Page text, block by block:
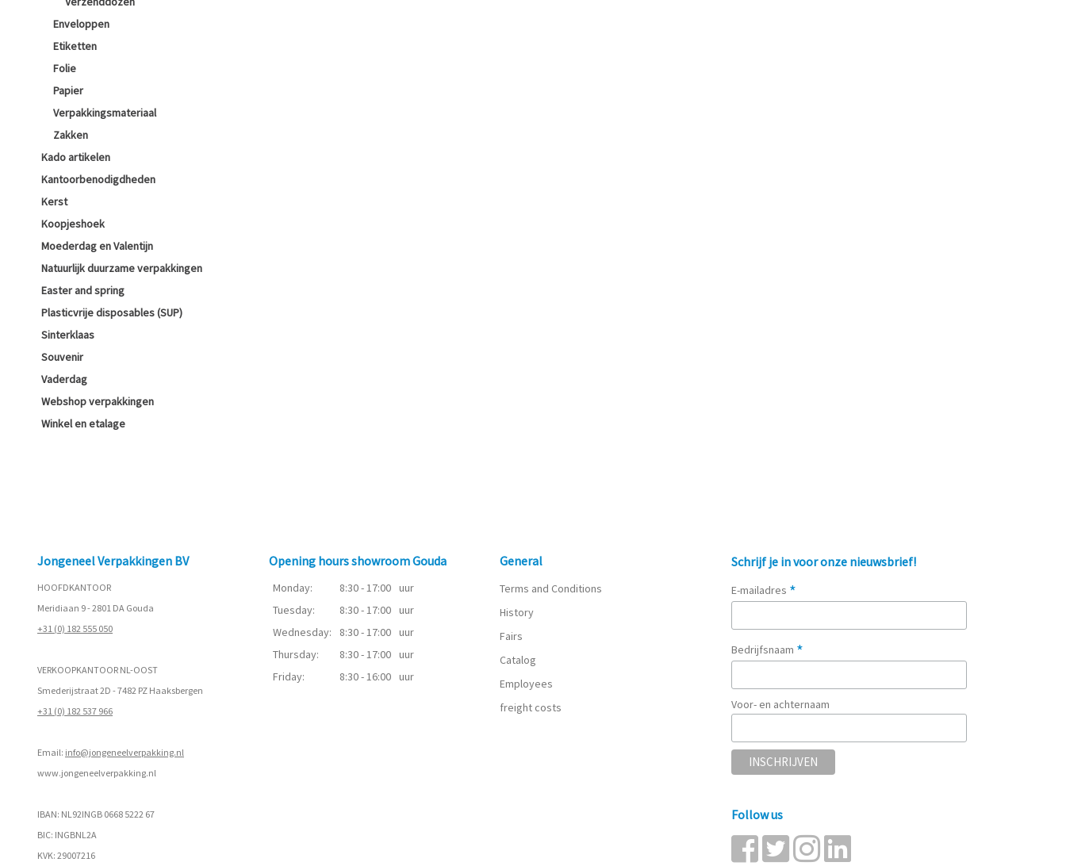
Enveloppen
Etiketten
Folie
Papier
Verpakkingsmateriaal
Zakken
Kado artikelen
Kantoorbenodigdheden
Kerst
Koopjeshoek
Moederdag en Valentijn
Natuurlijk duurzame verpakkingen
Easter and spring
Plasticvrije disposables (SUP)
Sinterklaas
Souvenir
Vaderdag
Webshop verpakkingen
Winkel en etalage
Jongeneel Verpakkingen BV
HOOFDKANTOOR
Meridiaan 9 - 2801 DA Gouda
+31 (0) 182 555 050
VERKOOPKANTOOR NL-OOST
Smederijstraat 2D - 7482 PZ Haaksbergen
+31 (0) 182 537 966
Email: info@jongeneelverpakking.nl
www.jongeneelverpakking.nl
IBAN: NL92INGB 0668 5222 67
BIC: INGBNL2A
KVK: 29007216
Opening hours showroom Gouda
Monday: 8:30 - 17:00 uur
Tuesday:
8:30 - 17:00 uur
Wednesday:
8:30 - 17:00 uur
Thursday:
8:30 - 17:00 uur
Friday:
8:30 - 16:00 uur
General
Terms and Conditions
History
Fairs
Catalog
Employees
freight costs
Schrijf je in voor onze nieuwsbrief!
E-mailadres *
Bedrijfsnaam *
Voor- en achternaam
Follow us